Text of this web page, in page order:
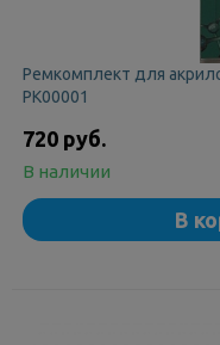
Ремкомплект для
РК00001
720 руб.
В наличии
В